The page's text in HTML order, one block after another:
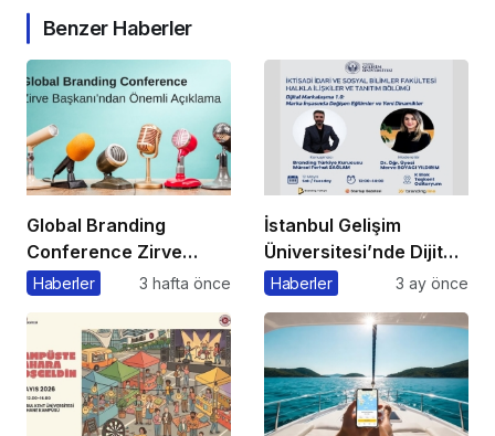
Benzer Haberler
Global Branding
Conference Zirve
Başkanı’ndan Önemli
Haberler 3 hafta önce
İstanbul Gelişim
Üniversitesi’nde Dijital
Markalaşma 1.0
Haberler 3 ay önce